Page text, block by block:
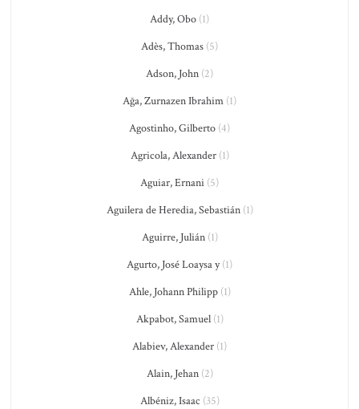
Addy, Obo (1)
Adès, Thomas (5)
Adson, John (2)
Ağa, Zurnazen Ibrahim (1)
Agostinho, Gilberto (4)
Agricola, Alexander(1)
Aguiar, Ernani (5)
Aguilera de Heredia, Sebastián(1)
Aguirre, Julián(1)
Agurto, José Loaysa y(1)
Ahle, Johann Philipp(1)
Akpabot, Samuel(1)
Alabiev, Alexander (1)
Alain, Jehan(2)
Albéniz, Isaac (35)